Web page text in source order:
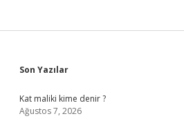
Sidebar
Son Yazılar
Kat maliki kime denir ?
Ağustos 7, 2026